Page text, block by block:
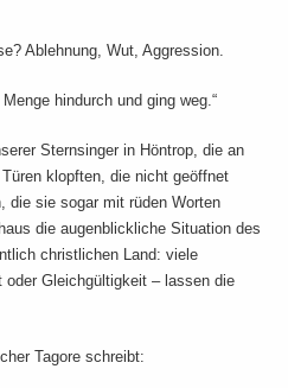
Ablehnung, Wut, Aggression.
hindurch und ging weg.“
Sternsinger in Höntrop, die an
klopften, die nicht geöffnet
die sie sogar mit rüden Worten
die augenblickliche Situation des
christlichen Land: viele
Gleichgültigkeit – lassen die
Tagore schreibt: